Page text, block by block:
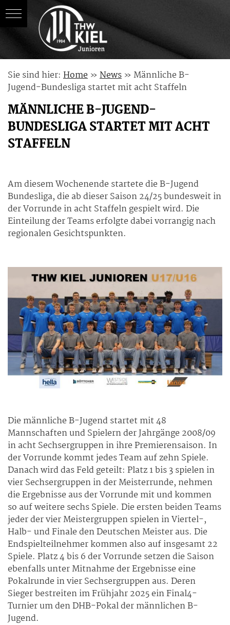
content
Sie sind hier: Home » News » Männliche B-
Jugend-Bundesliga startet mit acht Staffeln
MÄNNLICHE B-JUGEND-
BUNDESLIGA STARTET MIT ACHT
STAFFELN
Am diesem Wochenende startete die B-Jugend
Bundesliga, die ab dieser Saison 24/25 bundesweit in
der Vorrunde in acht Staffeln gespielt wird. Die
Einteilung der Teams erfolgte dabei vorrangig nach
regionalen Gesichtspunkten.
Die männliche B-Jugend startet mit 48
Mannschaften und Spielern der Jahrgänge 2008/09
in acht Sechsergruppen in ihre Premierensaison. In
der Vorrunde kommt jedes Team auf zehn Spiele.
Danach wird das Feld geteilt: Platz 1 bis 3 spielen in
vier Sechsergruppen in der Meisterrunde, nehmen
die Ergebnisse aus der Vorrunde mit und kommen
so auf weitere sechs Spiele. Die ersten beiden Teams
jeder der vier Meistergruppen spielen in Viertel-,
Halb- und Finale den Deutschen Meister aus. Die
Endspielteilnehmer kommen also auf insgesamt 22
Spiele. Platz 4 bis 6 der Vorrunde setzen die Saison
ebenfalls unter Mitnahme der Ergebnisse eine
Pokalrunde in vier Sechsergruppen aus. Deren
Sieger bestreiten im Frühjahr 2025 ein Final4-
Turnier um den DHB-Pokal der männlichen B-
Jugend.